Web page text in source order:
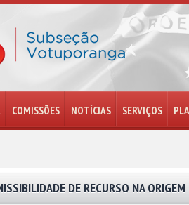
COMISSÕES NOTÍCIAS SERVIÇOS
DE RECURSO NA ORIGEM